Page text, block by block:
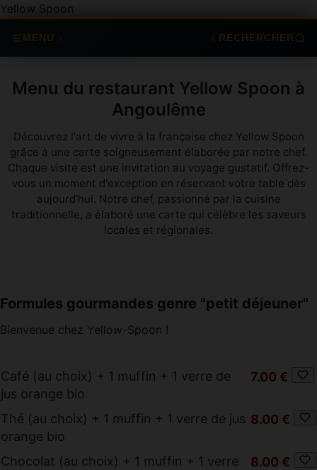
Yellow Spoon
MENU RECHERCHER
Menu du restaurant Yellow Spoon à
Angoulême
Découvrez l'art de vivre à la française chez Yellow Spoon
grâce à une carte soigneusement élaborée par notre chef.
Chaque visite est une invitation au voyage gustatif. Offrez-
vous un moment d'exception en réservant votre table dès
aujourd'hui. Notre chef, passionné par la cuisine
traditionnelle, a élaboré une carte qui célèbre les saveurs
locales et régionales.
Formules gourmandes genre "petit déjeuner"
Bienvenue chez Yellow-Spoon !
Café (au choix) + 1 muffin + 1 verre de
jus orange bio
7.00 €
Thé (au choix) + 1 muffin + 1 verre de jus
orange bio
8.00 €
Chocolat (au choix) + 1 muffin + 1 verre
8.00 €